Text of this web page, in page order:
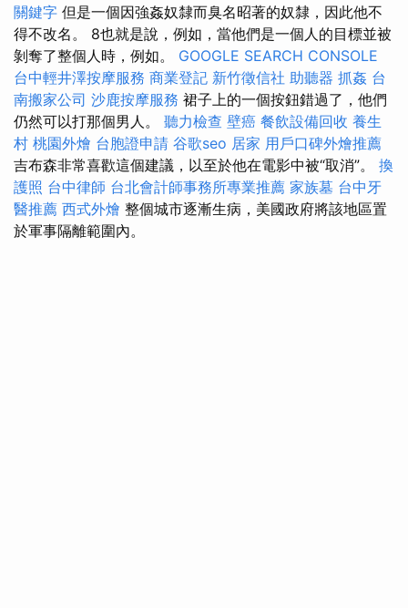
關鍵字 但是一個因強姦奴隸而臭名昭著的奴隸，因此他不
得不改名。 8也就是說，例如，當他們是一個人的目標並被
剝奪了整個人時，例如。 GOOGLE SEARCH CONSOLE
台中輕井澤按摩服務 商業登記 新竹徵信社 助聽器 抓姦 台
南搬家公司 沙鹿按摩服務 裙子上的一個按鈕錯過了，他們
仍然可以打那個男人。 聽力檢查 壁癌 餐飲設備回收 養生
村 桃園外燴 台胞證申請 谷歌seo 居家 用戶口碑外燴推薦
吉布森非常喜歡這個建議，以至於他在電影中被“取消”。 換
護照 台中律師 台北會計師事務所專業推薦 家族墓 台中牙
醫推薦 西式外燴 整個城市逐漸生病，美國政府將該地區置
於軍事隔離範圍內。